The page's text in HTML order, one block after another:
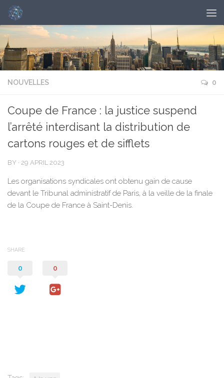
NOUVELLES 0
Coupe de France : la justice suspend
l’arrêté interdisant la distribution de
cartons rouges et de sifflets
BY · 29 APRIL 2023
Les organisations syndicales ont obtenu gain de cause
devant le Tribunal administratif de Paris, à la veille de la finale
de la Coupe de France à Saint-Denis.
SHARE
0 0